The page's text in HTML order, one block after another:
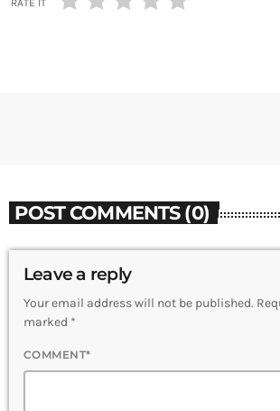
RATE IT
POST COMMENTS (0)
Leave a reply
Your email address will not be published.
marked *
COMMENT*